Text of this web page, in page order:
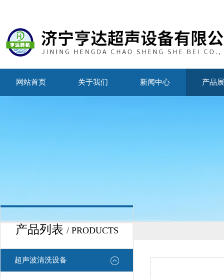
网站首页 关于我们 新闻中心 产品
产品列表 / PRODUCTS
超声波清洗设备